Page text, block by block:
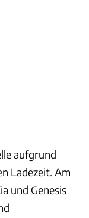
aufgrund
Ladezeit. Am
und Genesis